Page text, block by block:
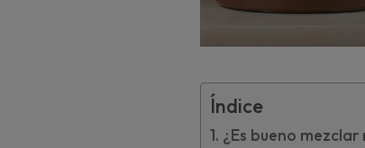
Índice
¿Es bueno